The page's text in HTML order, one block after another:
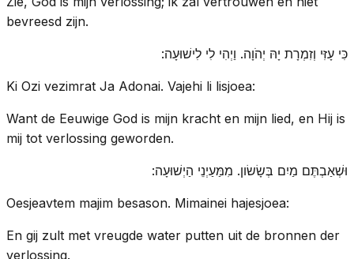
bevreesd zijn.
כִּי עָזִּי וְזִמְרָת יָהּ יְהֹוָה. וַיְהִי לִי לִישׁוּעָה:
Ki Ozi vezimrat Ja Adonai. Vajehi li lisjoea:
Want de Eeuwige God is mijn kracht en mijn lied, en Hij is
mij tot verlossing geworden.
וּשְׁאַבְתֶּם מַיִם בְּשָׂשׂון. מִמַּעַיְנֵי הַיְשׁוּעָה:
Oesjeavtem majim besason. Mimainei hajesjoea:
En gij zult met vreugde water putten uit de bronnen der
verlossing.